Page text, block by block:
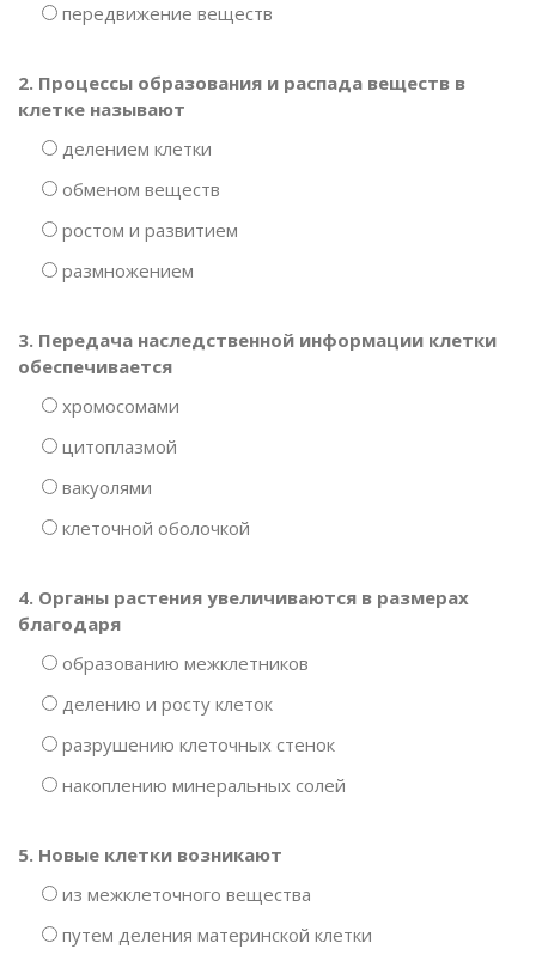
передвижение веществ
2. Процессы образования и распада веществ в
клетке называют
делением клетки
обменом веществ
ростом и развитием
размножением
3. Передача наследственной информации клетки
обеспечивается
хромосомами
цитоплазмой
вакуолями
клеточной оболочкой
4. Органы растения увеличиваются в размерах
благодаря
образованию межклетников
делению и росту клеток
разрушению клеточных стенок
накоплению минеральных солей
5. Новые клетки возникают
из межклеточного вещества
путем деления материнской клетки